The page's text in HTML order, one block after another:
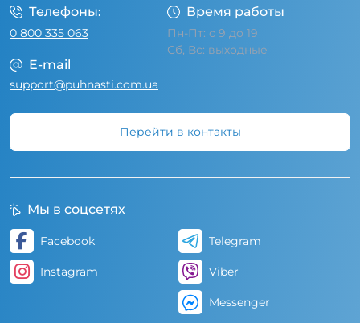
Телефоны:
0 800 335 063
Время работы
Пн-Пт: с 9 до 19
Сб, Вс: выходные
E-mail
support@puhnasti.com.ua
Перейти в контакты
Мы в соцсетях
Facebook
Instagram
Telegram
Viber
Messenger